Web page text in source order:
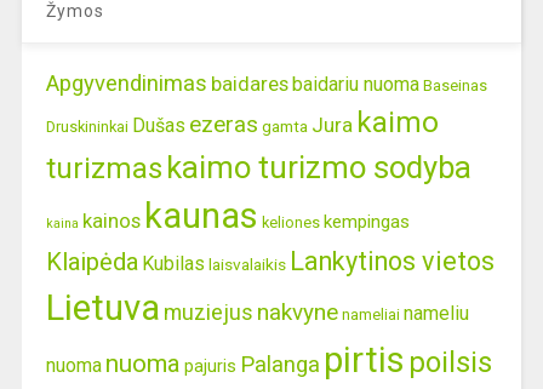
Žymos
Apgyvendinimas baidaresbaidariu nuoma Baseinas
Druskininkai Dušas ezeras gamta Jura kaimo
turizmas kaimo turizmo sodyba
kaina kainos kaunas keliones kempingas
Klaipėda Kubilas laisvalaikis Lankytinos vietos
Lietuva muziejus nakvyne nameliai nameliu
nuoma nuoma pajuris Palanga pirtis poilsis